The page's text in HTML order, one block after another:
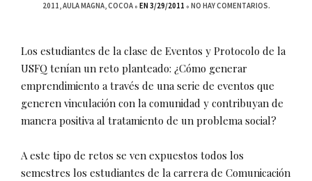
2011 AULA MAGNA COCOA EN 3/29/2011 NO HAY COMENTARIOS.
Los estudiantes de la clase de Eventos y Protocolo de la
USFQ tenían un reto planteado: ¿Cómo generar
emprendimiento a través de una serie de eventos que
generen vinculación con la comunidad y contribuyan de
manera positiva al tratamiento de un problema social?
A este tipo de retos se ven expuestos todos los
semestres los estudiantes de la carrera de Comunicación